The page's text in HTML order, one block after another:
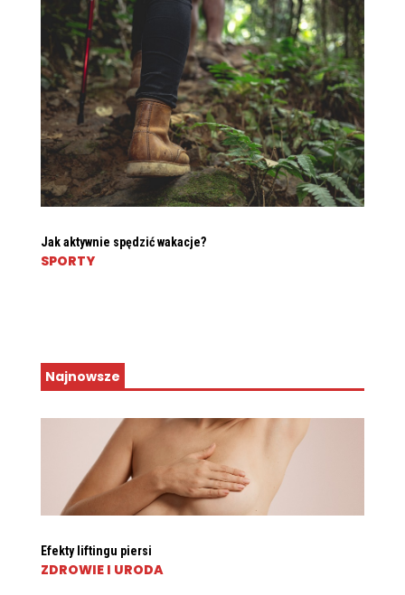
Jak aktywnie spędzić wakacje?
SPORTY
Najnowsze
Efekty liftingu piersi
ZDROWIE I URODA